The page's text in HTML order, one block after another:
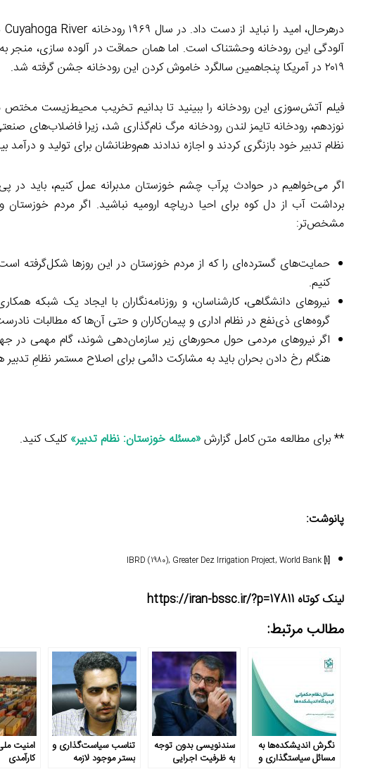
آلودگی این رودخانه وحشتناک است. اما همان حماقت در آلوده سازی، منجر
۲۰۱۹ در آمریکا پنجاهمین سالگرد خاموش کردن این رودخانه جشن گرفته شد.
فیلم آتش‌سوزی این رودخانه را ببینید تا بدانیم تخریب محیط‌زیست مختص
نوزدهم، رودخانه تایمز لندن رودخانه مرگ نام‌گذاری شد، زیرا فاضلاب‌های
نظام تدبیر خود بازنگری کردند و اجازه ندادند هم‌وطنانشان برای تولید و
اگر می‌خواهیم در حوادث پرآب چشم خوزستان مدبرانه عمل کنیم، باید در
برداشت آب از دل کوه برای احیا دریاچه ارومیه نباشید. اگر مردم
مشخص‌تر:
حمایت‌های گسترده‌ای را که از مردم خوزستان در این روزها شکل‌گرفته
کنیم.
نیروهای دانشگاهی، کارشناسان، و روزنامه‌نگاران با ایجاد یک شبکه
گروه‌های ذی‌نفع در نظام اداری و پیمان‌کاران و حتی آن‌ها که مطالبات
اگر نیروهای مردمی حول محورهای زیر سازمان‌دهی شوند، گام مهمی در
هنگام رخ دادن بحران باید به مشارکت دائمی برای اصلاح مستمر نظامِ
** برای مطالعه متن کامل گزارش«مسئله خوزستان: نظام تدبیر» کلیک کنید.
پانوشت:
[۱]
لینک کوتاه https://iran-bssc.ir/?p=17811
مطالب مرتبط:
نگرش اندیشکده‌ها به
مسائل سیاستگذاری و
سندنویسی بدون توجه
به ظرفیت اجرایی
تناسب سیاست‌گذاری و
بستر موجود لازمه
امنیت
کارآمدی